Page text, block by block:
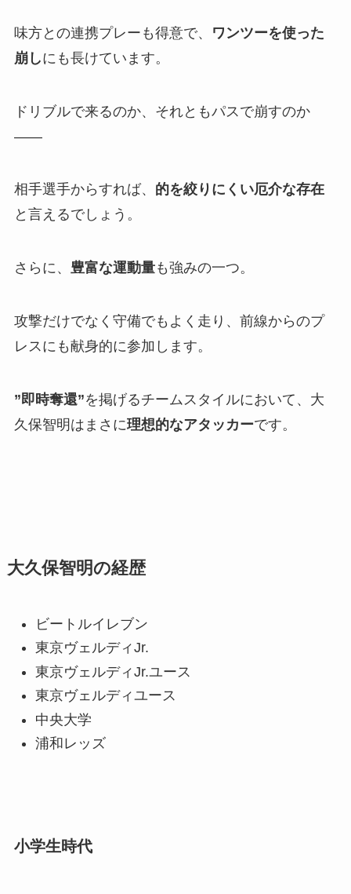
味方との連携プレーも得意で、
ワンツーを使った
崩しにも長けています。
ドリブルで来るのか、それともパスで崩すのか
――
相手選手からすれば、 的を絞りにくい厄介な存在
と言えるでしょう。
さらに、 豊富な運動量も強みの一つ。
攻撃だけでなく守備でもよく走り、前線からのプ
レスにも献身的に参加します。
”即時奪還”を掲げるチームスタイルにおいて、大
久保智明はまさに理想的なアタッカーです。
大久保智明の経歴
ビートルイレブン
東京ヴェルディJr.
東京ヴェルディJr.ユース
東京ヴェルディユース
中央大学
浦和レッズ
小学生時代